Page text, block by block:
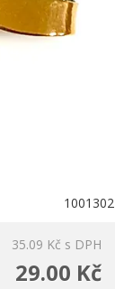
1001302
35.09 Kč s DPH
29.00 Kč